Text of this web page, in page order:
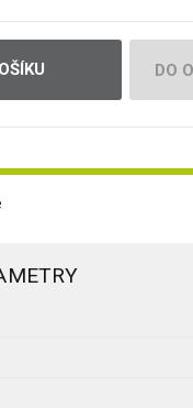
DO